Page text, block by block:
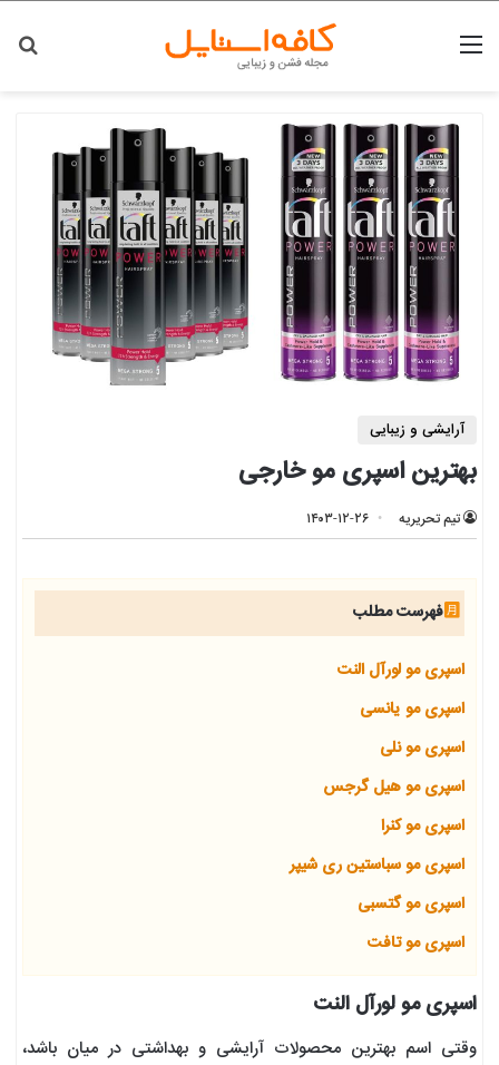
منو
آرایشی و زیبایی
بهترین اسپری مو خارجی
تیم تحریریه ۱۴۰۳-۱۲-۲۶
فهرست مطلب
اسپری مو لورآل النت
اسپری مو یانسی
اسپری مو نلی
اسپری مو هیل گرجس
اسپری مو کنرا
اسپری مو سباستین ری شیپر
اسپری مو گتسبی
اسپری مو تافت
اسپری مو لورآل النت
وقتی اسم بهترین محصولات آرایشی و بهداشتی در میان باشد،